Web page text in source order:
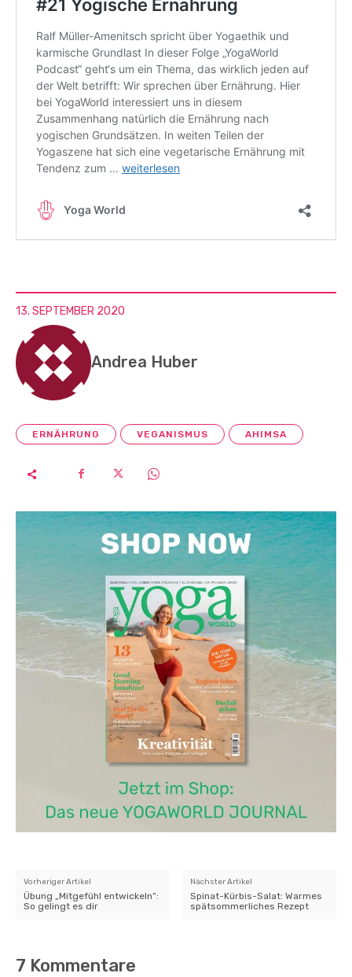
13. SEPTEMBER 2020
Andrea Huber
ERNÄHRUNG VEGANISMUS AHIMSA
Vorheriger Artikel
Übung „Mitgefühl entwickeln“:
So gelingt es dir
Nächster Artikel
Spinat-Kürbis-Salat: Warmes
spätsommerliches Rezept
7 Kommentare